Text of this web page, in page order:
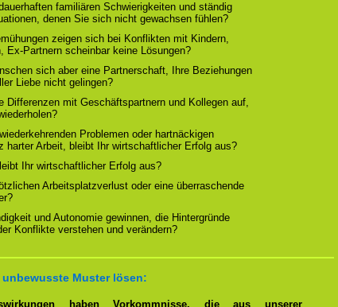
familiären Schwierigkeiten und ständig
denen Sie sich nicht gewachsen fühlen?
zeigen sich bei Konflikten mit Kindern,
Ex-Partnern scheinbar keine Lösungen?
sich aber eine Partnerschaft, Ihre Beziehungen
Liebe nicht gelingen?
Differenzen mit Geschäftspartnern und Kollegen auf,
Problemen oder hartnäckigen
harter Arbeit, bleibt Ihr wirtschaftlicher Erfolg aus?
Ihr wirtschaftlicher Erfolg aus?
Arbeitsplatzverlust oder eine überraschende
und Autonomie gewinnen, die Hintergründe
Konflikte verstehen und verändern?
Muster lösen:
haben Vorkommnisse, die aus unserer